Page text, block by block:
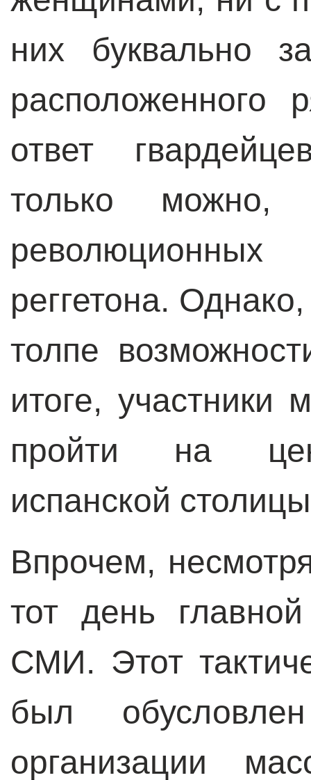
них буквально
расположенного
ответ
только
реггетона.
толпе
итоге,
пройти на
испанской
Впрочем,
тот день
СМИ. Этот
был
организации